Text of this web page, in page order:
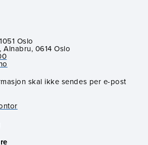
Oslo
Alnabru, 0614 Oslo
skal ikke sendes per e-post